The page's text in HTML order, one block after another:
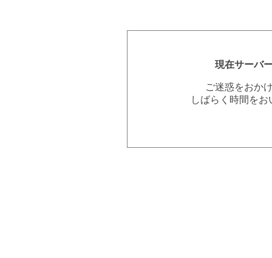
現在サーバ
ご迷惑をおか
しばらく時間を